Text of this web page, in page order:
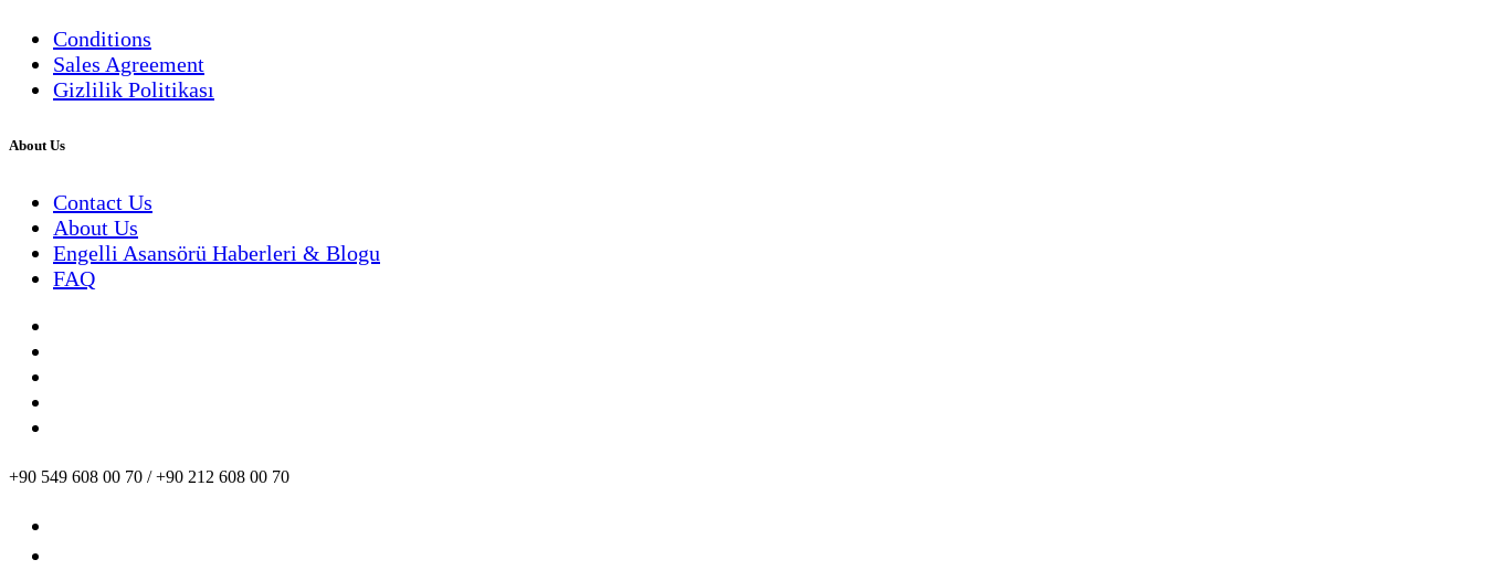
Conditions
Sales Agreement
Gizlilik Politikası
About Us
Contact Us
About Us
Engelli Asansörü Haberleri & Blogu
FAQ
+90 549 608 00 70 / +90 212 608 00 70